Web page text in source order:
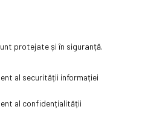
protejate și în siguranță.
al securității informației
al confidențialității